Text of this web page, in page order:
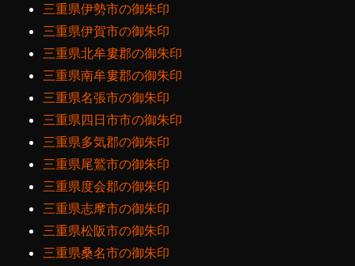
三重県伊勢市の御朱印
三重県伊賀市の御朱印
三重県北牟婁郡の御朱印
三重県南牟婁郡の御朱印
三重県名張市の御朱印
三重県四日市市の御朱印
三重県多気郡の御朱印
三重県尾鷲市の御朱印
三重県度会郡の御朱印
三重県志摩市の御朱印
三重県松阪市の御朱印
三重県桑名市の御朱印